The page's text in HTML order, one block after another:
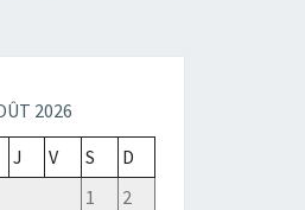
2026
J V S
D
1
2